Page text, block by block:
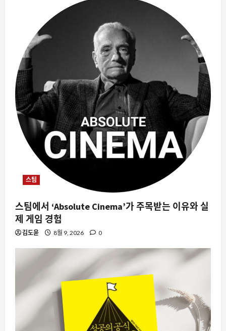
스팀
스팀에서 ‘Absolute Cinema’가 주목받는 이유와 실
제 게임 경험
김도윤 8월 9, 2026 0